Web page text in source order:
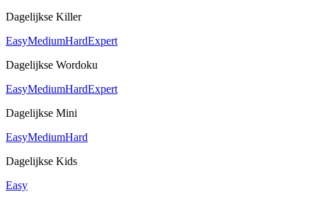
Dagelijkse Killer
EasyMediumHardExpert
Dagelijkse Wordoku
EasyMediumHardExpert
Dagelijkse Mini
EasyMediumHard
Dagelijkse Kids
Easy